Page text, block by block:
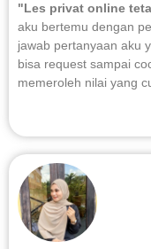
"Les privat online
aku bertemu dengan
jawab pertanyaan aku
bisa request sampai
memeroleh nilai yang